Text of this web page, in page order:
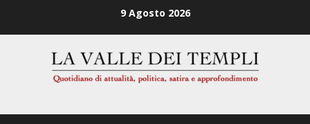
9 Agosto 2026